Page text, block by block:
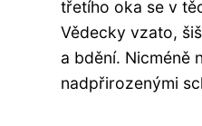
třetího oka se v
Vědecky vzato,
a bdění. Nicméně
nadpřirozenými